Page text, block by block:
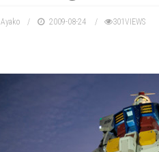
Ayako 2009-08-24 301VIEWS